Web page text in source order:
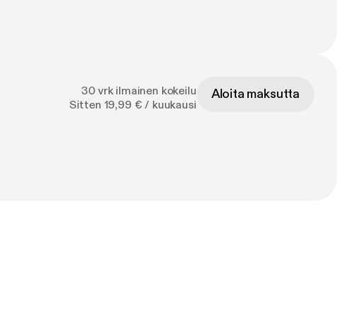
30 vrk ilmainen kokeilu
Sitten 19,99 € / kuukausi
Aloita maksutta